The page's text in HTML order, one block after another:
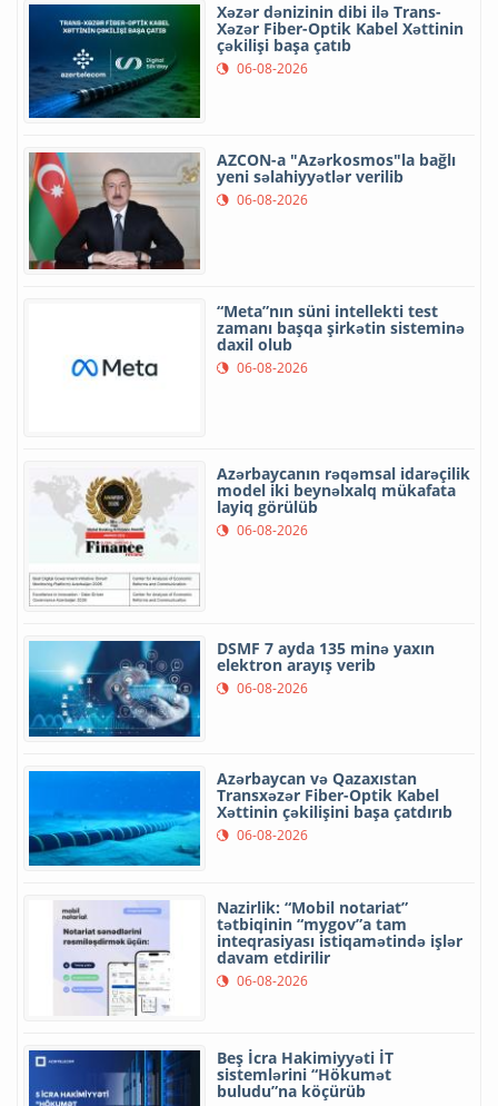
Xəzər dənizinin dibi ilə Trans-
Xəzər Fiber-Optik Kabel Xəttinin
çəkilişi başa çatıb
06-08-2026
AZCON-a "Azərkosmos"la bağlı
yeni səlahiyyətlər verilib
06-08-2026
“Meta”nın süni intellekti test
zamanı başqa şirkətin sisteminə
daxil olub
06-08-2026
Azərbaycanın rəqəmsal idarəçilik
model iki beynəlxalq mükafata
layiq görülüb
06-08-2026
DSMF 7 ayda 135 minə yaxın
elektron arayış verib
06-08-2026
Azərbaycan və Qazaxıstan
Transxəzər Fiber-Optik Kabel
Xəttinin çəkilişini başa çatdırıb
06-08-2026
Nazirlik: “Mobil notariat”
tətbiqinin “mygov”a tam
inteqrasiyası istiqamətində işlər
davam etdirilir
06-08-2026
Beş İcra Hakimiyyəti İT
sistemlərini “Hökumət
buludu”na köçürüb